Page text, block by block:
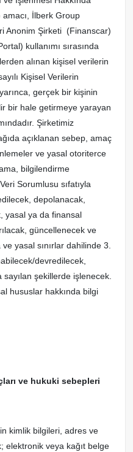
amacı, İlberk Group
Anonim Şirketi (Finanscar)
kullanımı sırasında
alınan kişisel verilerin
Kişisel Verilerin
gerçek bir kişinin
bir hale getirmeye yarayan
Şirketimiz
açıklanan sebep, amaç
ve yasal otoriterce
bilgilendirme
Sorumlusu sıfatıyla
depolanacak,
yasal ya da finansal
güncellenecek ve
yasal sınırlar dahilinde 3.
devredilecek,
sayılan şekillerde işlenecek.
hususlar hakkında bilgi
ve hukuki sebepleri
kimlik bilgileri, adres ve
elektronik veya kağıt belge